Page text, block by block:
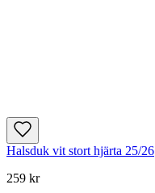
Halsduk vit stort hjärta 25/26
259 kr